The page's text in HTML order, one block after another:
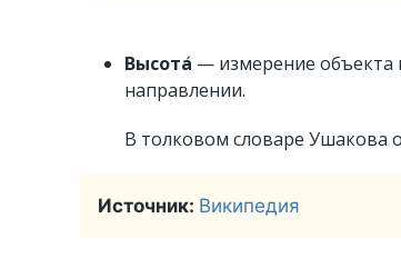
Высота — измерение
направлении.
В толковом словаре Ушакова
Источник: Википедия